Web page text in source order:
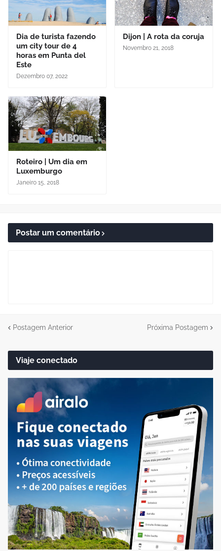
Dia de turista fazendo
um city tour de 4
horas em Punta del
Este
Dezembro 07, 2022
Dijon | A rota da coruja
Novembro 21, 2018
Roteiro | Um dia em
Luxemburgo
Janeiro 15, 2018
Postar um comentário
Postagem Anterior Próxima Postagem
Viaje conectado